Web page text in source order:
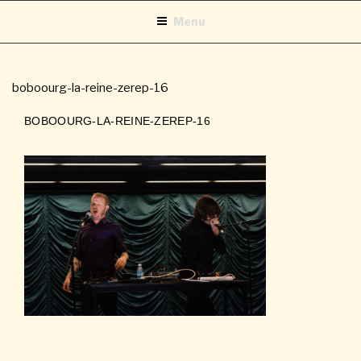
contenu
Menu
boboourg-la-reine-zerep-16
BOBOOURG-LA-REINE-ZEREP-16